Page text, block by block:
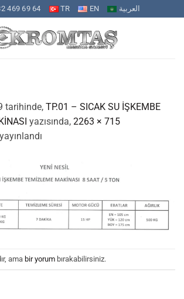
469 69 64 TR EN العربية
tarihinde, TP.01 – SICAK SU İŞKEMBE
yazısında, 2263 × 715
ama bir yorum bırakabilirsiniz.